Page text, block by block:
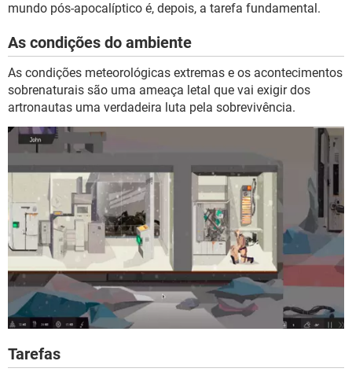
mundo pós-apocalíptico é, depois, a tarefa fundamental.
As condições do ambiente
As condições meteorológicas extremas e os acontecimentos
sobrenaturais são uma ameaça letal que vai exigir dos
artronautas uma verdadeira luta pela sobrevivência.
Tarefas